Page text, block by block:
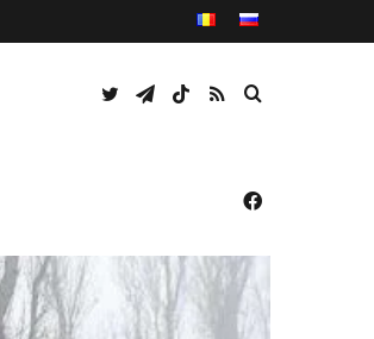
Caută
RSS
TikTok
Telegram
Twitter
Facebook